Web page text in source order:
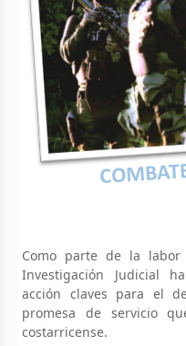
Como parte de la
Investigación Judicial
acción claves para el
promesa de servicio
costarricense.